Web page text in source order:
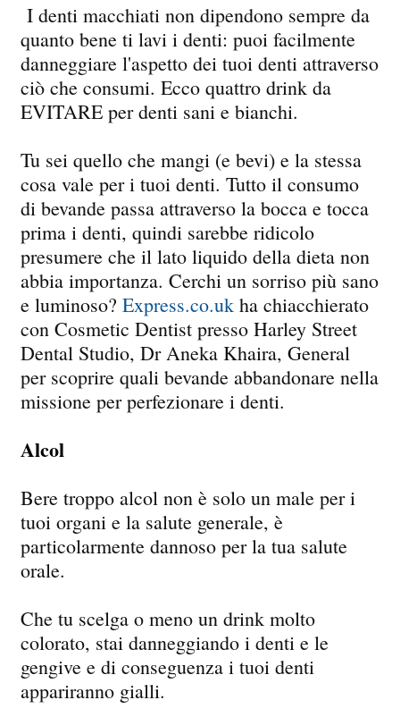
I denti macchiati non dipendono sempre da
quanto bene ti lavi i denti: puoi facilmente
danneggiare l'aspetto dei tuoi denti attraverso
ciò che consumi. Ecco quattro drink da
EVITARE per denti sani e bianchi.
Tu sei quello che mangi (e bevi) e la stessa
cosa vale per i tuoi denti. Tutto il consumo
di bevande passa attraverso la bocca e tocca
prima i denti, quindi sarebbe ridicolo
presumere che il lato liquido della dieta non
abbia importanza. Cerchi un sorriso più sano
e luminoso?Express.co.uk ha chiacchierato
con Cosmetic Dentist presso Harley Street
Dental Studio, Dr Aneka Khaira, General
per scoprire quali bevande abbandonare nella
missione per perfezionare i denti.
Alcol
Bere troppo alcol non è solo un male per i
tuoi organi e la salute generale, è
particolarmente dannoso per la tua salute
orale.
Che tu scelga o meno un drink molto
colorato, stai danneggiando i denti e le
gengive e di conseguenza i tuoi denti
appariranno gialli.